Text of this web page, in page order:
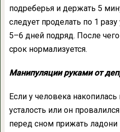
подреберья и держать 5
следует проделать по 1
5–6 дней подряд. После
срок нормализуется.
Манипуляции руками от
Если у человека накопилась
усталость или он
перед сном прижать